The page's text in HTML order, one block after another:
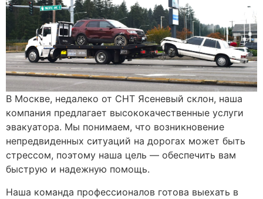
В Москве, недалеко от СНТ Ясеневый склон, наша
компания предлагает высококачественные услуги
эвакуатора. Мы понимаем, что возникновение
непредвиденных ситуаций на дорогах может быть
стрессом, поэтому наша цель — обеспечить вам
быструю и надежную помощь.
Наша команда профессионалов готова выехать в